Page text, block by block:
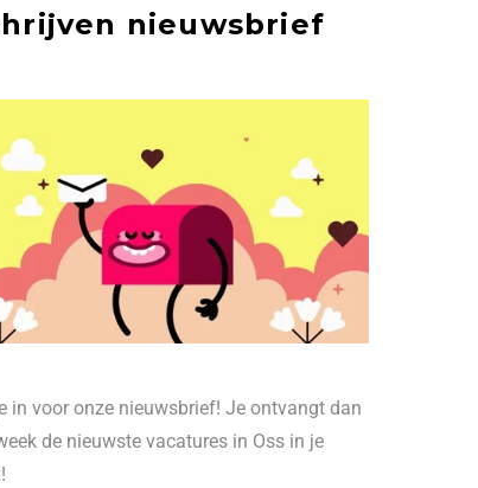
nieuwsbrief
in voor onze nieuwsbrief! Je ontvangt dan
de nieuwste vacatures in Oss in je